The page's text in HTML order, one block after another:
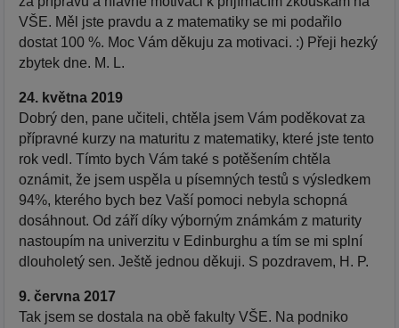
VŠE. Měl jste pravdu a z matematiky se mi podařilo
dostat 100 %. Moc Vám děkuju za motivaci. :) Přeji hezký
zbytek dne. M. L.
24. května 2019
Dobrý den, pane učiteli, chtěla jsem Vám poděkovat za
přípravné kurzy na maturitu z matematiky, které jste tento
rok vedl. Tímto bych Vám také s potěšením chtěla
oznámit, že jsem uspěla u písemných testů s výsledkem
94%, kterého bych bez Vaší pomoci nebyla schopná
dosáhnout. Od září díky výborným známkám z maturity
nastoupím na univerzitu v Edinburghu a tím se mi splní
dlouholetý sen. Ještě jednou děkuji. S pozdravem, H. P.
9. června 2017
Tak jsem se dostala na obě fakulty VŠE. Na podniko